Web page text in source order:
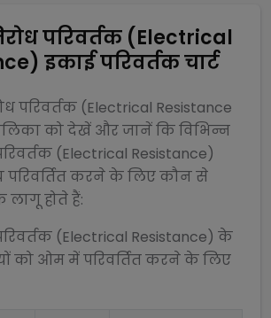
परिवर्तक (Electrical
इकाई परिवर्तक चार्ट
परिवर्तक (Electrical Resistance
को देखें और जानें कि विभिन्न
परिवर्तक (Electrical Resistance)
परिवर्तित करने के लिए कौन से
लागू होते हैं:
परिवर्तक (Electrical Resistance) के
को ओममें परिवर्तित करने के लिए